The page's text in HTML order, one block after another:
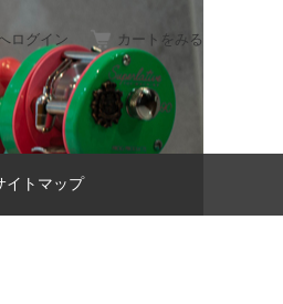
ログイン カートをみる
イトマップ